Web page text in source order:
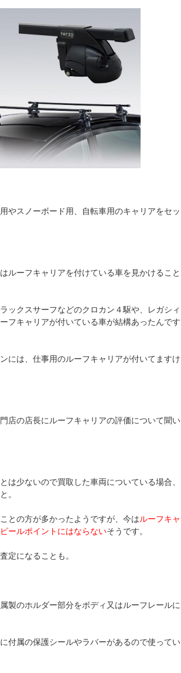
やスノーボード用、自転車用のキャリアをセッ
ルーフキャリアを付けている車を見かけること
ックスサーフなどのクロカン４駆や、レガシィ
フキャリアが付いている車が結構あったんです
には、仕事用のルーフキャリアが付いてますけ
店の店長にルーフキャリアの評価について聞い
は少ないので買取した車両についている場合、
。
との方が多かったようですが、今はルーフキャ
ールポイントにはならないそうです。
定になることも。
製のホルダー部分をボディ又はルーフレールに
付属の保護シールやラバーがあるので使ってい